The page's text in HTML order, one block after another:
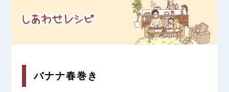
バナナ春巻き